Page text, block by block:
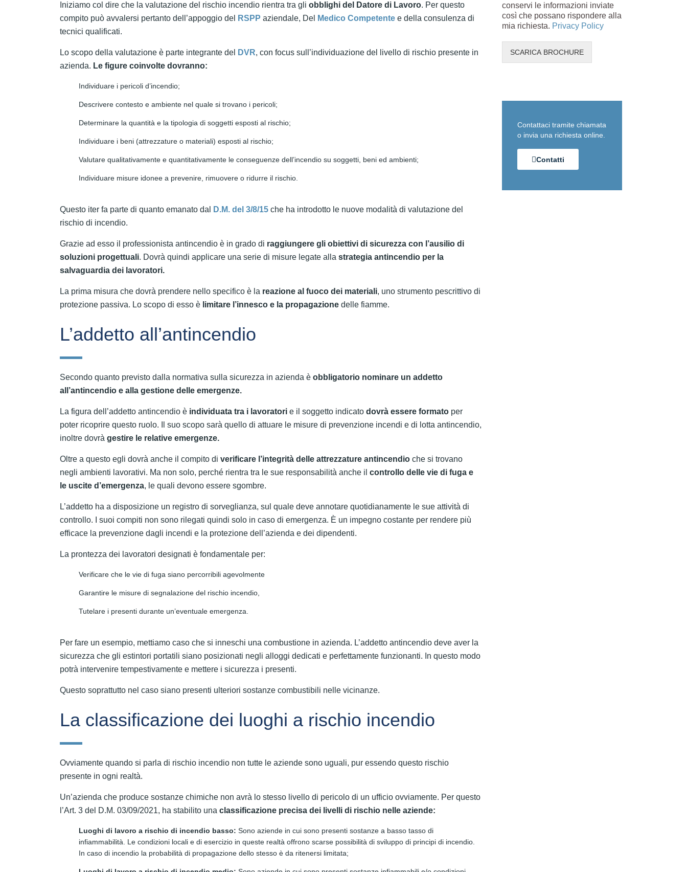
Iniziamo col dire che la valutazione del rischio incendio rientra tra gli obblighi del Datore di Lavoro. Per questo
compito può avvalersi pertanto dell’appoggio del
RSPP aziendale, Del Medico Competente e della consulenza di
tecnici qualificati.
Lo scopo della valutazione è parte integrante del DVR, con focus sull’individuazione del livello di rischio presente in
azienda. Le figure coinvolte dovranno:
Individuare i pericoli d’incendio;
Descrivere contesto e ambiente nel quale si trovano i pericoli;
Determinare la quantità e la tipologia di soggetti esposti al rischio;
Individuare i beni (attrezzature o materiali) esposti al rischio;
Valutare qualitativamente e quantitativamente le conseguenze dell’incendio su soggetti, beni ed ambienti;
Individuare misure idonee a prevenire, rimuovere o ridurre il rischio.
Questo iter fa parte di quanto emanato dal D.M. del 3/8/15 che ha introdotto le nuove modalità di valutazione del
rischio di incendio.
Grazie ad esso il professionista antincendio è in grado di raggiungere gli obiettivi di sicurezza con l’ausilio di
soluzioni progettuali. Dovrà quindi applicare una serie di misure legate alla strategia antincendio per la
salvaguardia dei lavoratori.
La prima misura che dovrà prendere nello specifico è la reazione al fuoco dei materiali, uno strumento pescrittivo di
protezione passiva. Lo scopo di esso è limitare l’innesco e la propagazione delle fiamme.
L’addetto all’antincendio
Secondo quanto previsto dalla normativa sulla sicurezza in azienda è obbligatorio nominare un addetto
all’antincendio e alla gestione delle emergenze.
La figura dell’addetto antincendio è individuata tra i lavoratori e il soggetto indicato dovrà essere formato per
poter ricoprire questo ruolo. Il suo scopo sarà quello di attuare le misure di prevenzione incendi e di lotta antincendio,
inoltre dovrà gestire le relative emergenze.
Oltre a questo egli dovrà anche il compito di verificare l’integrità delle attrezzature antincendio che si trovano
negli ambienti lavorativi. Ma non solo, perché rientra tra le sue responsabilità anche il controllo delle vie di fuga e
le uscite d’emergenza, le quali devono essere sgombre.
L’addetto ha a disposizione un registro di sorveglianza, sul quale deve annotare quotidianamente le sue attività di
controllo. I suoi compiti non sono rilegati quindi solo in caso di emergenza. È un impegno costante per rendere più
efficace la prevenzione dagli incendi e la protezione dell’azienda e dei dipendenti.
La prontezza dei lavoratori designati è fondamentale per:
Verificare che le vie di fuga siano percorribili agevolmente
Garantire le misure di segnalazione del rischio incendio,
Tutelare i presenti durante un’eventuale emergenza.
Per fare un esempio, mettiamo caso che si inneschi una combustione in azienda. L’addetto antincendio deve aver la
sicurezza che gli estintori portatili siano posizionati negli alloggi dedicati e perfettamente funzionanti. In questo modo
potrà intervenire tempestivamente e mettere i sicurezza i presenti.
Questo soprattutto nel caso siano presenti ulteriori sostanze combustibili nelle vicinanze.
La classificazione dei luoghi a rischio incendio
Ovviamente quando si parla di rischio incendio non tutte le aziende sono uguali, pur essendo questo rischio
presente in ogni realtà.
Un’azienda che produce sostanze chimiche non avrà lo stesso livello di pericolo di un ufficio ovviamente. Per questo
l’Art. 3 del D.M. 03/09/2021, ha stabilito una classificazione precisa dei livelli di rischio nelle aziende:
Luoghi di lavoro a rischio di incendio basso: Sono aziende in cui sono presenti sostanze a basso tasso di
infiammabilità. Le condizioni locali e di esercizio in queste realtà offrono scarse possibilità di sviluppo di principi di incendio.
In caso di incendio la probabilità di propagazione dello stesso è da ritenersi limitata;
conservi le informazioni inviate
così che possano rispondere alla
mia richiesta. Privacy Policy
SCARICA BROCHURE
Contattaci tramite chiamata
o invia una richiesta online.
Contatti